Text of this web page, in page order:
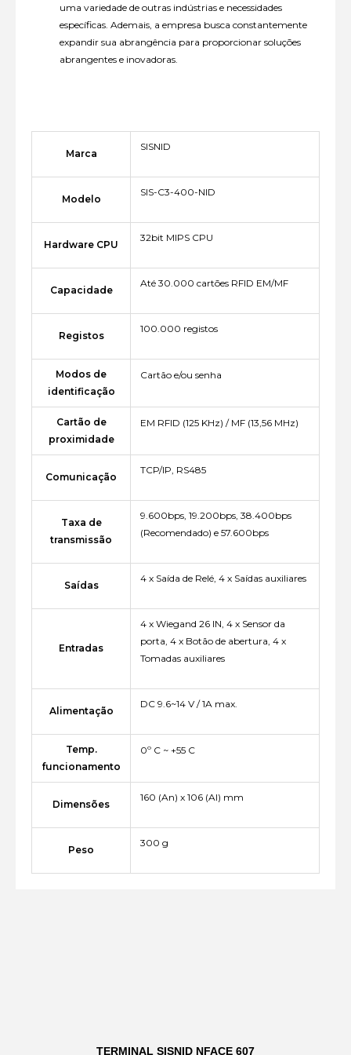
uma variedade de outras indústrias e necessidades
específicas. Ademais, a empresa busca constantemente
expandir sua abrangência para proporcionar soluções
abrangentes e inovadoras.
Marca
SISNID
Modelo
SIS-C3-400-NID
Hardware CPU
32bit MIPS CPU
Capacidade
Até 30.000 cartões RFID EM/MF
Registos
100.000 registos
Modos de
identificação
Cartão e/ou senha
Cartão de
proximidade
EM RFID (125 KHz) / MF (13,56 MHz)
Comunicação
TCP/IP, RS485
Taxa de
transmissão
9.600bps, 19.200bps, 38.400bps
(Recomendado) e 57.600bps
Saídas
4 x Saída de Relé, 4 x Saídas auxiliares
Entradas
4 x Wiegand 26 IN, 4 x Sensor da
porta, 4 x Botão de abertura, 4 x
Tomadas auxiliares
Alimentação
DC 9.6~14 V / 1A max.
Temp.
funcionamento
0º C ~ +55 C
Dimensões
160 (An) x 106 (Al) mm
Peso
300 g
TERMINAL SISNID NFACE 607